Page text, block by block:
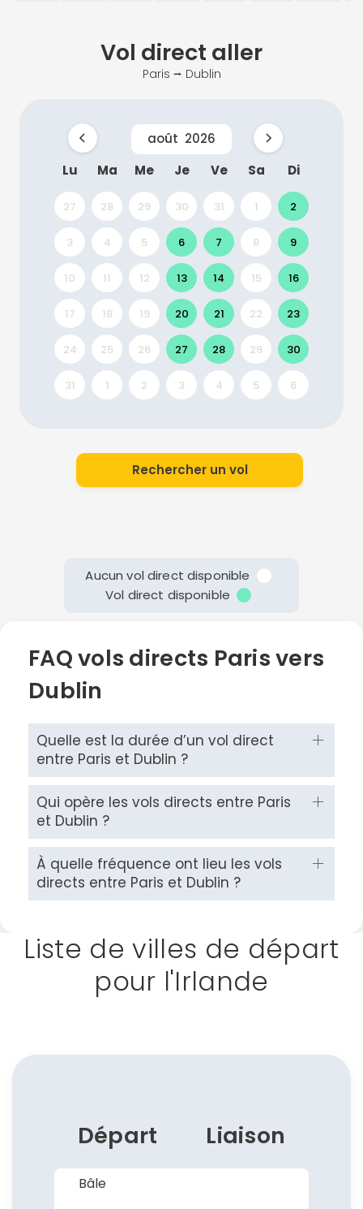
Vol direct aller
Paris ⭢ Dublin
août 2026
Lu
Ma Me Je Ve Sa Di
27 28 29 30 31 1 2
3 4 5 6 7 8 9
10 11 12 13 14 15 16
17 18 19 20 21 22 23
24 25 26 27 28 29 30
31 1 2 3 4 5 6
Rechercher un vol
Aucun vol direct disponible
Vol direct disponible
FAQ vols directs Paris vers
Dublin
Quelle est la durée d’un vol direct
entre Paris et Dublin ?
Qui opère les vols directs entre Paris
et Dublin ?
À quelle fréquence ont lieu les vols
directs entre Paris et Dublin ?
Liste de villes de départ
pour l'Irlande
Départ Liaison
Bâle